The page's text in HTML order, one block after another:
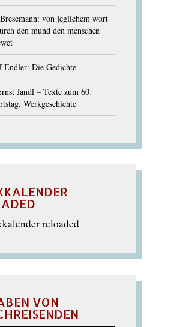
von jeglichem wort
den mund den menschen
Endler: Die Gedichte
Jandl – Texte zum 60.
Werkgeschichte
VON